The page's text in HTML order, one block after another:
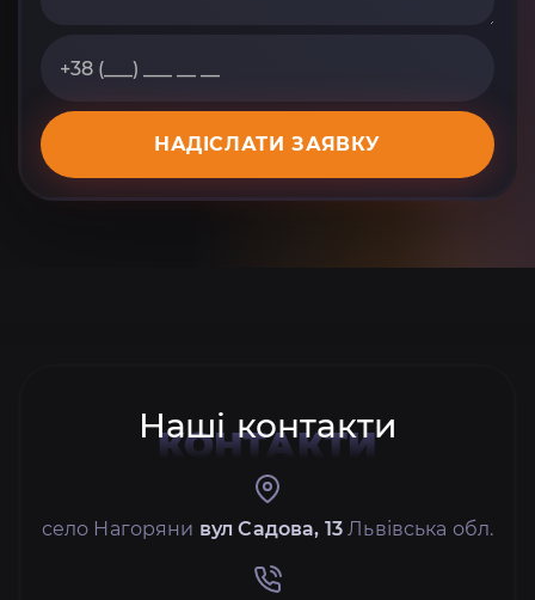
НАДІСЛАТИ ЗАЯВКУ
Наші контакти
КОНТАКТИ
село Нагоряни вул Садова, 13 Львівська обл.